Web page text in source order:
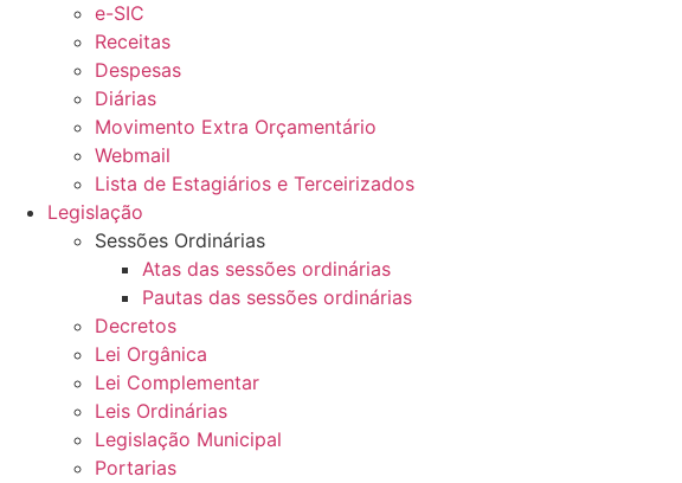
e-SIC
Receitas
Despesas
Diárias
Movimento Extra Orçamentário
Webmail
Lista de Estagiários e Terceirizados
Legislação
Sessões Ordinárias
Atas das sessões ordinárias
Pautas das sessões ordinárias
Decretos
Lei Orgânica
Lei Complementar
Leis Ordinárias
Legislação Municipal
Portarias